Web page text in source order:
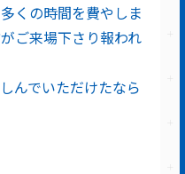
くの時間を費やしま
ご来場下さり報われ
んでいただけたなら